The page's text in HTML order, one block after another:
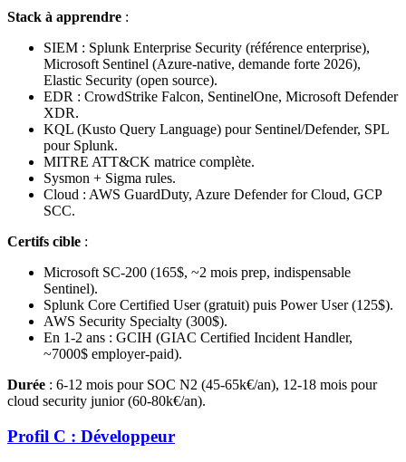
Stack à apprendre :
SIEM : Splunk Enterprise Security (référence enterprise),
Microsoft Sentinel (Azure-native, demande forte 2026),
Elastic Security (open source).
EDR : CrowdStrike Falcon, SentinelOne, Microsoft Defender
XDR.
KQL (Kusto Query Language) pour Sentinel/Defender, SPL
pour Splunk.
MITRE ATT&CK matrice complète.
Sysmon + Sigma rules.
Cloud : AWS GuardDuty, Azure Defender for Cloud, GCP
SCC.
Certifs cible :
Microsoft SC-200 (165$, ~2 mois prep, indispensable
Sentinel).
Splunk Core Certified User (gratuit) puis Power User (125$).
AWS Security Specialty (300$).
En 1-2 ans : GCIH (GIAC Certified Incident Handler,
~7000$ employer-paid).
Durée : 6-12 mois pour SOC N2 (45-65k€/an), 12-18 mois pour
cloud security junior (60-80k€/an).
Profil C : Développeur